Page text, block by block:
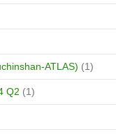
ATLAS) (1)
Q2 (1)